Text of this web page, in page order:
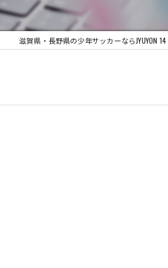
滋賀県・長野県の少年サッカーならJYUYON